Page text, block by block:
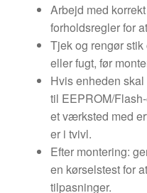
Arbejd med
forholdsregler for
Tjek og rengør
eller fugt, før
Hvis enheden
til EEPROM/
et værksted med
er i tvivl.
Efter montering:
en kørselstest for
tilpasninger.